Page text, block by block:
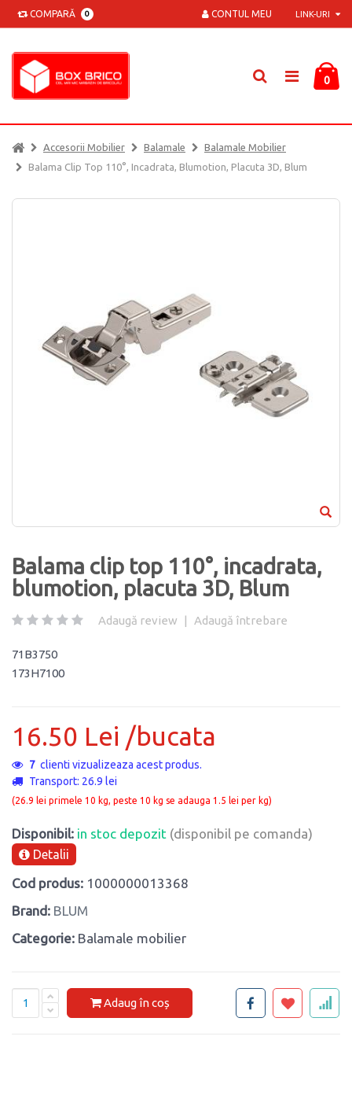
COMPARĂ 0 LINK-URI
CONTUL MEU
0
Accesorii Mobilier Balamale
Balamale Mobilier
Balama Clip Top 110°, Incadrata, Blumotion, Placuta 3D, Blum
Balama clip top 110°, incadrata,
blumotion, placuta 3D, Blum
Adaugă review | Adaugă întrebare
71B3750
173H7100
16.50 Lei /bucata
7 clienti vizualizeaza acest produs.
Transport: 26.9 lei
(26.9 lei primele 10 kg, peste 10 kg se adauga 1.5 lei per kg)
Disponibil: in stoc depozit (disponibil pe comanda)
Detalii
Cod produs: 1000000013368
Brand: BLUM
Categorie: Balamale mobilier
Adaug în coș